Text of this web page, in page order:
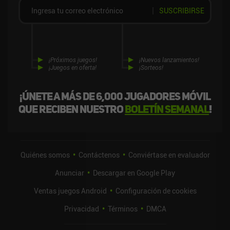
¡Únete a más de 6,000 jugadores móvil
que reciben nuestroboletín semanal!
¡Próximos juegos!
¡Juegos en oferta!
¡Nuevos lanzamientos!
¡Sorteos!
SUSCRIBIRSE
Quiénes somos Contáctenos
Conviértase en evaluador
Anunciar
Descargar en Google Play
Ventas juegos Android
Configuración de cookies
Privacidad
Términos DMCA